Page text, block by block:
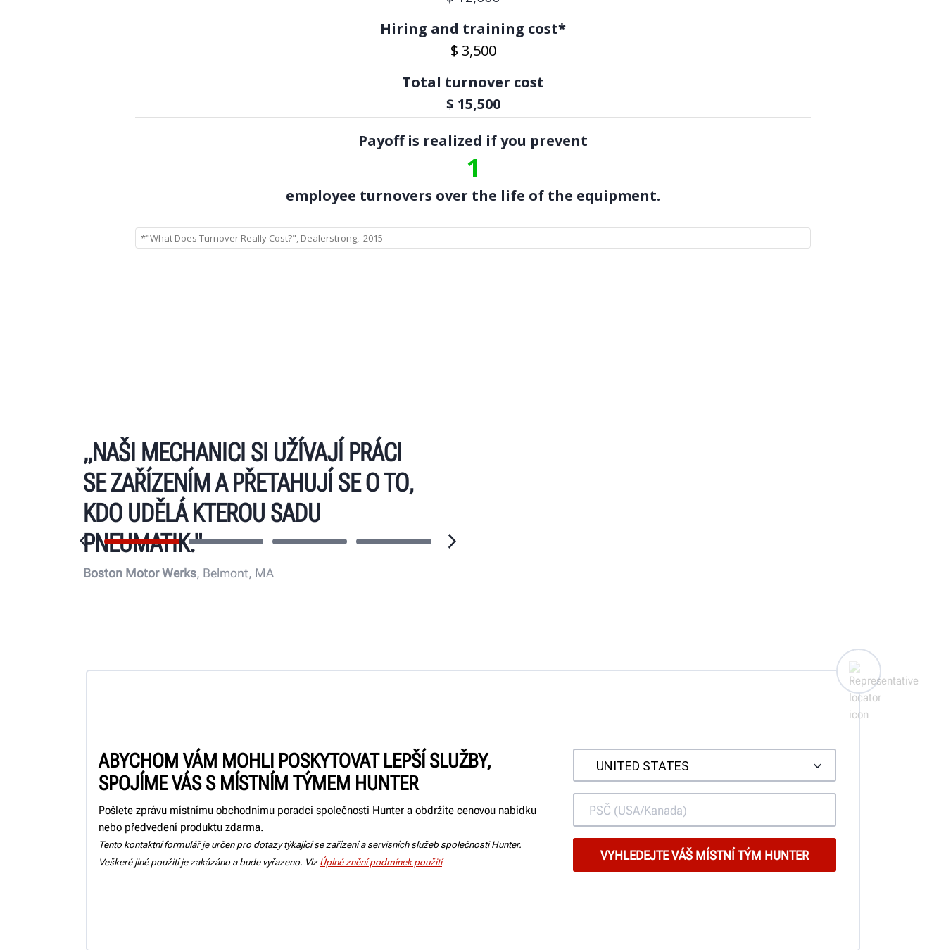
„NAŠI MECHANICI SI UŽÍVAJÍ PRÁCI
SE ZAŘÍZENÍM A PŘETAHUJÍ SE O TO,
KDO UDĚLÁ KTEROU SADU
PNEUMATIK."
Boston Motor Werks, Belmont, MA
ABYCHOM VÁM MOHLI POSKYTOVAT LEPŠÍ SLUŽBY,
SPOJÍME VÁS S MÍSTNÍM TÝMEM HUNTER
Pošlete zprávu místnímu obchodnímu poradci společnosti Hunter a obdržíte cenovou nabídku
nebo předvedení produktu zdarma.
Tento kontaktní formulář je určen pro dotazy týkající se zařízení a servisních služeb společnosti Hunter.
Veškeré jiné použití je zakázáno a bude vyřazeno. Viz Úplné znění podmínek použití